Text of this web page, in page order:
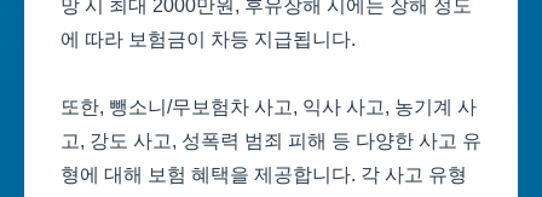
망 시 최대 2000만원, 후유장해 시에는 장해 정도
에 따라 보험금이 차등 지급됩니다.
또한, 뺑소니/무보험차 사고, 익사 사고, 농기계 사
고, 강도 사고, 성폭력 범죄 피해 등 다양한 사고 유
형에 대해 보험 혜택을 제공합니다. 각 사고 유형